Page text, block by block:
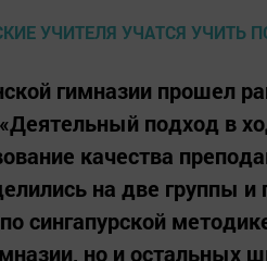
гимназии прошел
подход в
качества
на две группы
сингапурской
но и остальных